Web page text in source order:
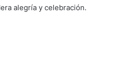
alegría y celebración.